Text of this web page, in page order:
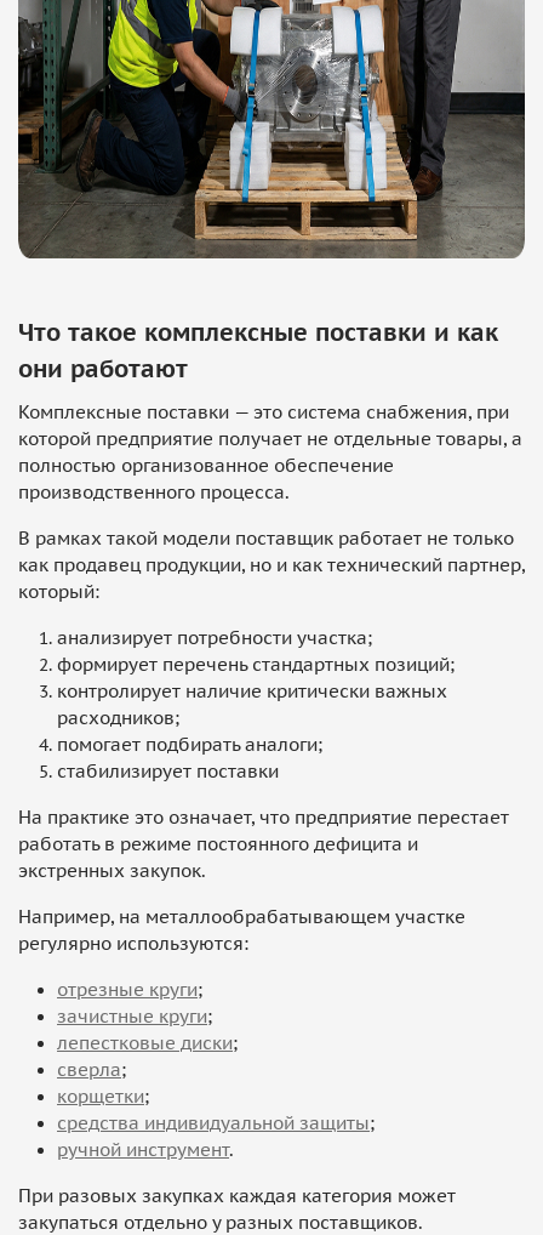
Что такое комплексные поставки и как
они работают
Комплексные поставки — это система снабжения, при
которой предприятие получает не отдельные товары, а
полностью организованное обеспечение
производственного процесса.
В рамках такой модели поставщик работает не только
как продавец продукции, но и как технический партнер,
который:
анализирует потребности участка;
формирует перечень стандартных позиций;
контролирует наличие критически важных
расходников;
помогает подбирать аналоги;
стабилизирует поставки
На практике это означает, что предприятие перестает
работать в режиме постоянного дефицита и
экстренных закупок.
Например, на металлообрабатывающем участке
регулярно используются:
отрезные круги;
зачистные круги;
лепестковые диски;
сверла;
корщетки;
средства индивидуальной защиты;
ручной инструмент.
При разовых закупках каждая категория может
закупаться отдельно у разных поставщиков.